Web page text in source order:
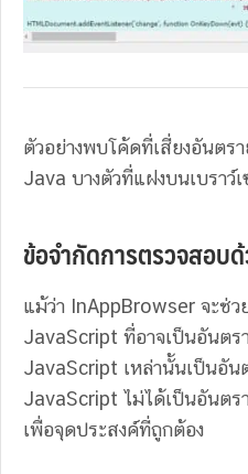
ตัวอย่างพบโค้ดที่เสี่ยงอันตร
Java บางตัวที่แฝงบนเบราว์
ข้อจำกัดการตรวจสอ
แม้ว่า InAppBrowser จะช่ว
JavaScript ที่อาจเป็นอันต
JavaScript เหล่านั้นเป็นอัน
JavaScript ไม่ได้เป็นอันตร
เพื่อจุดประสงค์ที่ถูกต้อง